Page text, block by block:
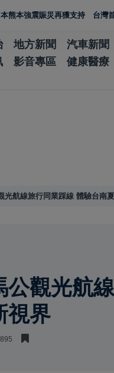
再獲支持 台灣首廟天壇捐300
地方新聞 汽車新聞
影音專區 健康醫療
航線旅行同業踩線 體驗台南
觀光航
視界